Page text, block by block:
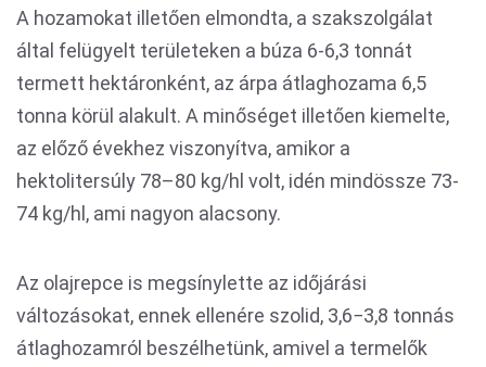
A hozamokat illetően elmondta, a szakszolgálat
által felügyelt területeken a búza 6-6,3 tonnát
termett hektáronként, az árpa átlaghozama 6,5
tonna körül alakult. A minőséget illetően kiemelte,
az előző évekhez viszonyítva, amikor a
hektolitersúly 78–80 kg/hl volt, idén mindössze 73-
74 kg/hl, ami nagyon alacsony.
Az olajrepce is megsínylette az időjárási
változásokat, ennek ellenére szolid, 3,6−3,8 tonnás
átlaghozamról beszélhetünk, amivel a termelők